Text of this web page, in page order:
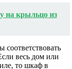
на крыльцо из
весь дом или
то шкаф в